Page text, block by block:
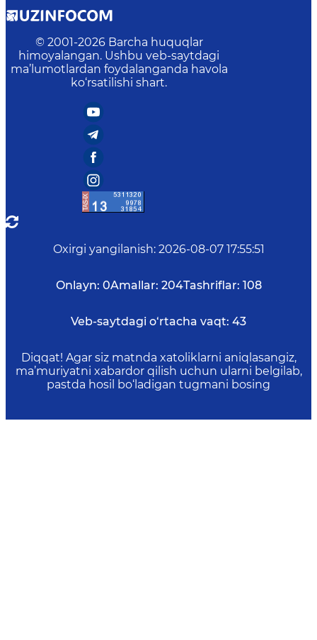
© 2001-2026 Barcha huquqlar
himoyalangan. Ushbu veb-saytdagi
ma’lumotlardan foydalanganda havola
ko‘rsatilishi shart.
Oxirgi yangilanish: 2026-08-07 17:55:51
Onlayn: 0Amallar: 204Tashriflar: 108
Veb-saytdagi o‘rtacha vaqt: 43
Diqqat! Agar siz matnda xatoliklarni aniqlasangiz,
ma’muriyatni xabardor qilish uchun ularni belgilab,
pastda hosil bo‘ladigan tugmani bosing